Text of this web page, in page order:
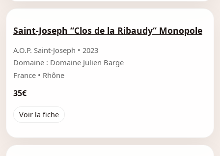
Saint-Joseph “Clos de la Ribaudy“ Monopole
A.O.P. Saint-Joseph • 2023
Domaine : Domaine Julien Barge
France • Rhône
35€
Voir la fiche